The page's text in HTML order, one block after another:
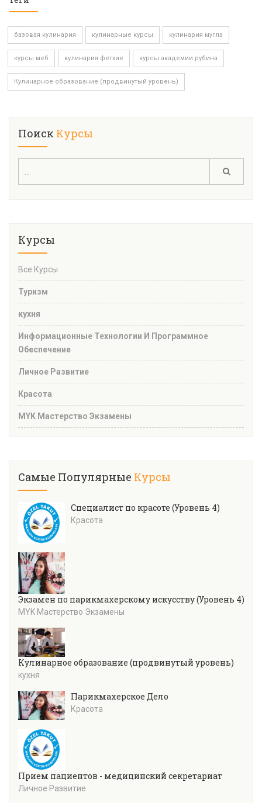
базовая кулинария кулинарные курсы кулинария мугла
курсы меб кулинария фетхие курсы академии рубина
Кулинарное образование (продвинутый уровень)
Поиск Курсы
Курсы
Все Курсы
Туризм
кухня
Информационные Технологии И Программное
Обеспечение
Личное Развитие
Красота
MYK Мастерство Экзамены
Самые Популярные Курсы
Специалист по красоте (Уровень 4)
Красота
Экзамен по парикмахерскому искусству (Уровень 4)
MYK Мастерство Экзамены
Кулинарное образование (продвинутый уровень)
кухня
Парикмахерское Дело
Красота
Прием пациентов - медицинский секретариат
Личное Развитие